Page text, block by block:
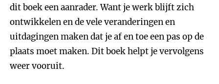
dit boek een aanrader. Want je werk blijft zich
ontwikkelen en de vele veranderingen en
uitdagingen maken dat je af en toe een pas op de
plaats moet maken. Dit boek helpt je vervolgens
weer vooruit.